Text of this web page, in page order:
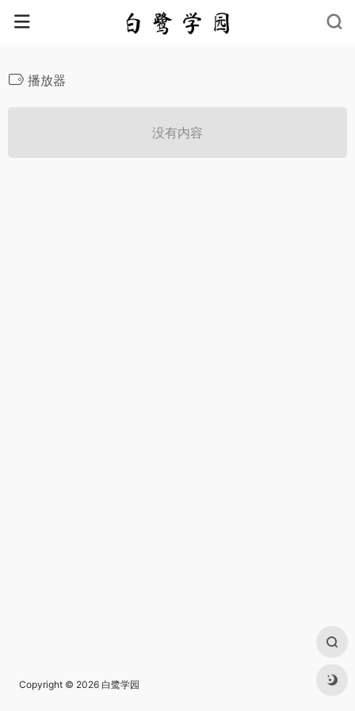
播放器
没有内容
Copyright © 2026 白鹭学园